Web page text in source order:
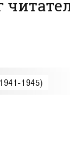
1945)